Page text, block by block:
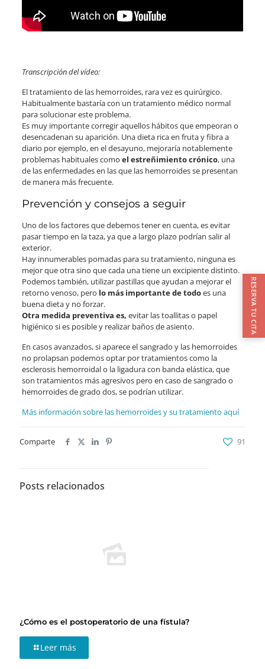
Transcripción del vídeo:
El tratamiento de las hemorroides, rara vez es quirúrgico.
Habitualmente bastaría con un tratamiento médico normal
para solucionar este problema.
Es muy importante corregir aquellos hábitos que empeoran o
desencadenan su aparición. Una dieta rica en fruta y fibra a
diario por ejemplo, en el desayuno, mejoraría notablemente
problemas habituales como el estreñimiento crónico, una
de las enfermedades en las que las hemorroides se presentan
de manera más frecuente.
Prevención y consejos a seguir
Uno de los factores que debemos tener en cuenta, es evitar
pasar tiempo en la taza, ya que a largo plazo podrían salir al
exterior.
Hay innumerables pomadas para su tratamiento, ninguna es
mejor que otra sino que cada una tiene un excipiente distinto.
Podemos también, utilizar pastillas que ayudan a mejorar el
retorno venoso, pero lo más importante de todoes una
buena dieta y no forzar.
Otra medida preventiva es, evitar las toallitas o papel
higiénico si es posible y realizar baños de asiento.
En casos avanzados, si aparece el sangrado y las hemorroides
no prolapsan podemos optar por tratamientos como la
esclerosis hemorroidal o la ligadura con banda elástica, que
son tratamientos más agresivos pero en caso de sangrado o
hemorroides de grado dos, se podrían utilizar.
Más información sobre las hemorroides y su tratamiento aquí
Comparte 91
Posts relacionados
¿Cómo es el postoperatorio de una fístula?
Leer más
RESERVA TU CITA